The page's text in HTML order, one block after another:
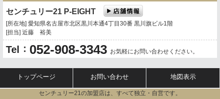
センチュリー21 P-EIGHT
[所在地] 愛知県名古屋市北区黒川本通4丁目30番 黒川旗ビル1階
[担当] 近藤 裕美
Tel ： 052-908-3343 お気軽にお問い合わせください。
トップページ お問い合わせ 地図表示
センチュリー21の加盟店は、すべて独立・自営です。